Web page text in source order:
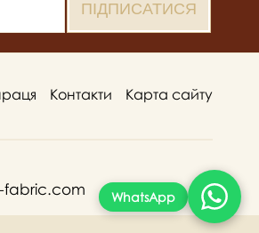
WhatsApp
Контакти Карта сайту
fabric.com